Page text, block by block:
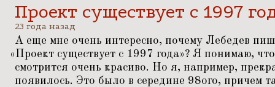
Проект существует с 1997
23 года назад
А еще мне очень интересно, почему Лебедев
«Проект существует с 1997 года»? Я понимаю, что
смотрится очень красиво. Но я, например,
появилось. Это было в середине 98ого, причем